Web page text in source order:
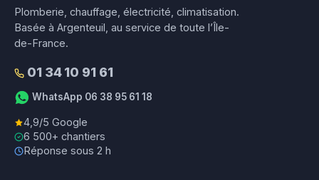
Plomberie, chauffage, électricité, climatisation.
Basée à Argenteuil, au service de toute l’Île-
de-France.
01 34 10 91 61
WhatsApp 06 38 95 61 18
4,9/5 Google
6 500+ chantiers
Réponse sous 2 h